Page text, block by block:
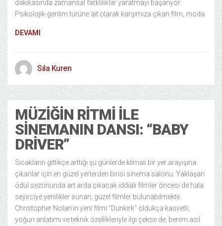
dakikasında zamansal farklılıklar yaratmayı başarıyor.
Psikolojik-gerilim türüne ait olarak karşımıza çıkan film, moda
DEVAMI
Sıla Kuren
MÜZIĞIN RITMI ILE
SINEMANIN DANSI: “BABY
DRIVER”
Sıcakların gittikçe arttığı şu günlerde klimalı bir yer arayışına
çıkanlar için en güzel yerlerden birisi sinema salonu. Yaklaşan
ödül sezonunda art arda çıkacak iddialı filmler öncesi de hala
seyirciye yenilikler sunan, güzel filmler bulunabilmekte.
Christopher Nolan’ın yeni filmi “Dunkirk” oldukça kasvetli,
yoğun anlatımı ve teknik özellikleriyle ilgi çekse de, benim asıl